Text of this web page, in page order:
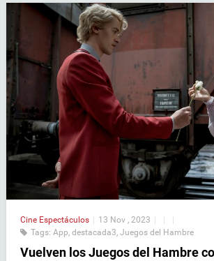
Cine Espectáculos 13 Nov , 2023
Tags: App, destacada3, Juegos del Hambre
Vuelven los Juegos del Hambre